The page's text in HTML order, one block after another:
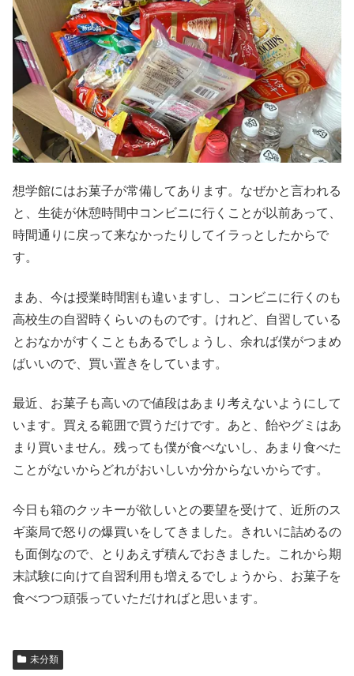
想学館にはお菓子が常備してあります。なぜかと言われる
と、生徒が休憩時間中コンビニに行くことが以前あって、
時間通りに戻って来なかったりしてイラっとしたからで
す。
まあ、今は授業時間割も違いますし、コンビニに行くのも
高校生の自習時くらいのものです。けれど、自習している
とおなかがすくこともあるでしょうし、余れば僕がつまめ
ばいいので、買い置きをしています。
最近、お菓子も高いので値段はあまり考えないようにして
います。買える範囲で買うだけです。あと、飴やグミはあ
まり買いません。残っても僕が食べないし、あまり食べた
ことがないからどれがおいしいか分からないからです。
今日も箱のクッキーが欲しいとの要望を受けて、近所のス
ギ薬局で怒りの爆買いをしてきました。きれいに詰めるの
も面倒なので、とりあえず積んでおきました。これから期
末試験に向けて自習利用も増えるでしょうから、お菓子を
食べつつ頑張っていただければと思います。
未分類